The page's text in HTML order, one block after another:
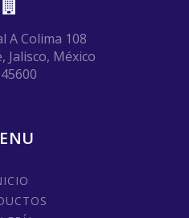
A Colima 108
Jalisco, México